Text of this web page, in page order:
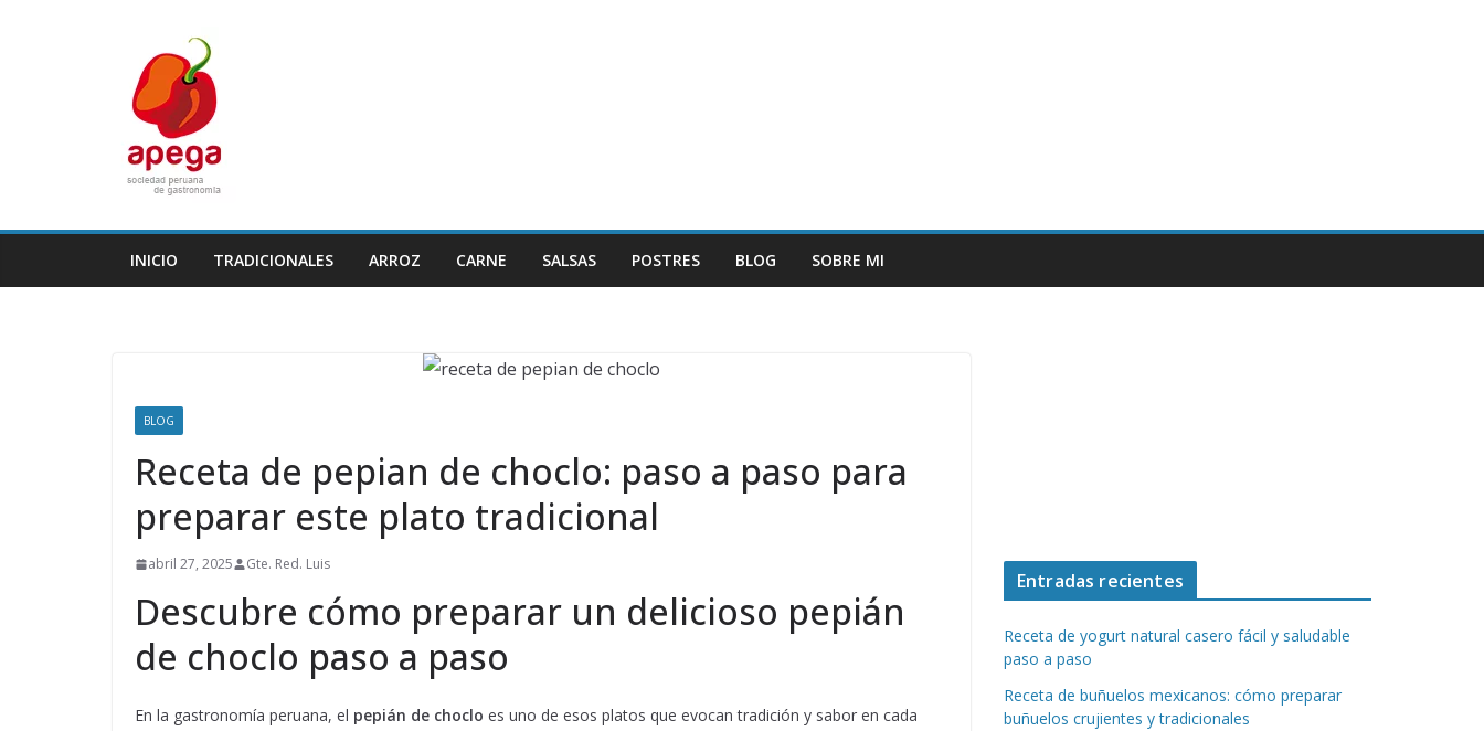
INICIO TRADICIONALES ARROZ CARNE SALSAS POSTRES BLOG SOBRE MI
BLOG
Receta de pepian de choclo: paso a paso para
preparar este plato tradicional
abril 27, 2025 Gte. Red. Luis
Descubre cómo preparar un delicioso pepián
de choclo paso a paso
En la gastronomía peruana, el pepián de choclo es uno de esos platos que evocan tradición y sabor en cada
Entradas recientes
Receta de yogurt natural casero fácil y saludable
paso a paso
Receta de buñuelos mexicanos: cómo preparar
buñuelos crujientes y tradicionales